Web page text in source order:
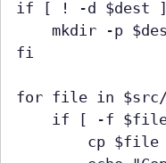
if [ ! -d $dest
fi
for file in